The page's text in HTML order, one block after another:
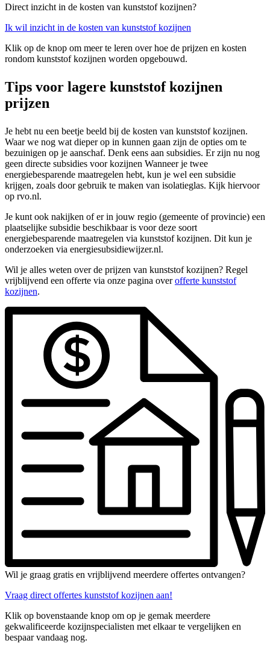
Direct inzicht in de kosten van kunststof kozijnen?
Ik wil inzicht in de kosten van kunststof kozijnen
Klik op de knop om meer te leren over hoe de prijzen en kosten
rondom kunststof kozijnen worden opgebouwd.
Tips voor lagere kunststof kozijnen
prijzen
Je hebt nu een beetje beeld bij de kosten van kunststof kozijnen.
Waar we nog wat dieper op in kunnen gaan zijn de opties om te
bezuinigen op je aanschaf. Denk eens aan subsidies. Er zijn nu nog
geen directe subsidies voor kozijnen Wanneer je twee
energiebesparende maatregelen hebt, kun je wel een subsidie
krijgen, zoals door gebruik te maken van isolatieglas. Kijk hiervoor
op rvo.nl.
Je kunt ook nakijken of er in jouw regio (gemeente of provincie) een
plaatselijke subsidie beschikbaar is voor deze soort
energiebesparende maatregelen via kunststof kozijnen. Dit kun je
onderzoeken via energiesubsidiewijzer.nl.
Wil je alles weten over de prijzen van kunststof kozijnen? Regel
vrijblijvend een offerte via onze pagina overofferte kunststof
kozijnen.
Wil je graag gratis en vrijblijvend meerdere offertes ontvangen?
Vraag direct offertes kunststof kozijnen aan!
Klik op bovenstaande knop om op je gemak meerdere
gekwalificeerde kozijnspecialisten met elkaar te vergelijken en
bespaar vandaag nog.